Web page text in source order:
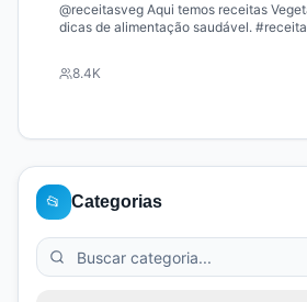
@receitasveg Aqui temos receitas
dicas de alimentação saudável.
8.4K
📂 Categorias